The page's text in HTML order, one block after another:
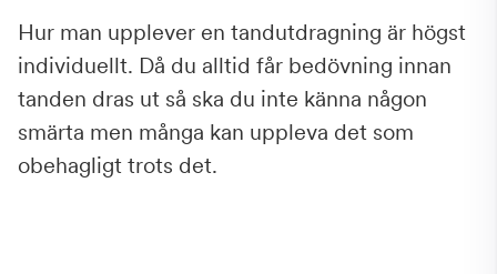
Hur man upplever en tandutdragning är högst
individuellt. Då du alltid får bedövning innan
tanden dras ut så ska du inte känna någon
smärta men många kan uppleva det som
obehagligt trots det.